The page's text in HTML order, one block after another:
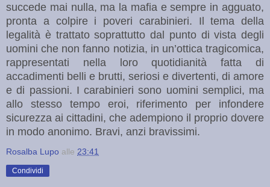
succede mai nulla, ma la mafia e sempre in agguato,
pronta a colpire i poveri carabinieri. Il tema della
legalità è trattato soprattutto dal punto di vista degli
uomini che non fanno notizia, in un’ottica tragicomica,
rappresentati nella loro quotidianità fatta di
accadimenti belli e brutti, seriosi e divertenti, di amore
e di passioni. I carabinieri sono uomini semplici, ma
allo stesso tempo eroi, riferimento per infondere
sicurezza ai cittadini, che adempiono il proprio dovere
in modo anonimo. Bravi, anzi bravissimi.
Rosalba Lupo alle 23:41
Condividi